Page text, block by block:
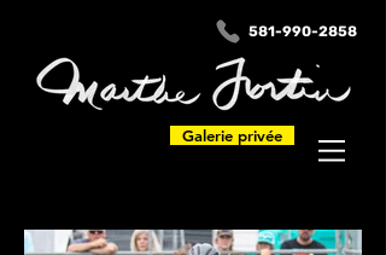
581-990-2858
Galerie privée